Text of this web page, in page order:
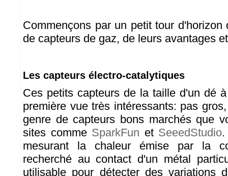
Commençons par un petit tour d'horizon
de capteurs de gaz, de leurs avantages
Les capteurs électro-catalytiques
Ces petits capteurs de la taille d'un dé
première vue très intéressants: pas
genre de capteurs bons marchés que
sites comme SparkFun et SeeedStudio
mesurant la chaleur émise par la
recherché au contact d'un métal
utilisable pour détecter des variations